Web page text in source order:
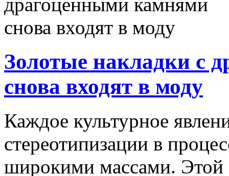
Золотые накладки с
снова входят в моду
Каждое культурное
стереотипизации в
широкими массами. Этой